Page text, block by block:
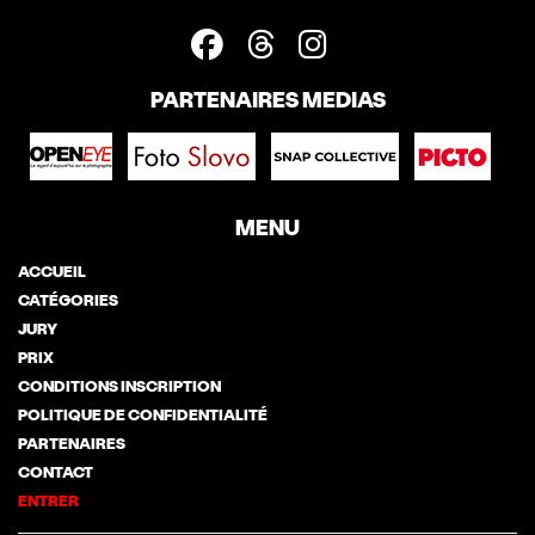
PARTENAIRES MEDIAS
MENU
ACCUEIL
CATÉGORIES
JURY
PRIX
CONDITIONS INSCRIPTION
POLITIQUE DE CONFIDENTIALITÉ
PARTENAIRES
CONTACT
ENTRER